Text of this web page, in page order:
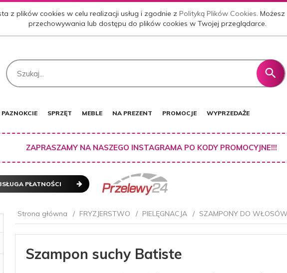
z plików cookies w celu realizacji usług i zgodnie zPolityką Plików Cookies.
przechowywania lub dostępu do plików cookies w Twojej przeglądarce.
PAZNOKCIE SPRZĘT MEBLE NA PREZENT PROMOCJE WYPRZEDAŻE
ZAPRASZAMY NA NASZEGO INSTAGRAMA PO KODY PROMOCYJNE!!!
PŁATNOŚCI
Strona główna FRYZJERSTWO PIELĘGNACJA SZAMPONY DO WŁOSÓW
Szampon suchy Batiste